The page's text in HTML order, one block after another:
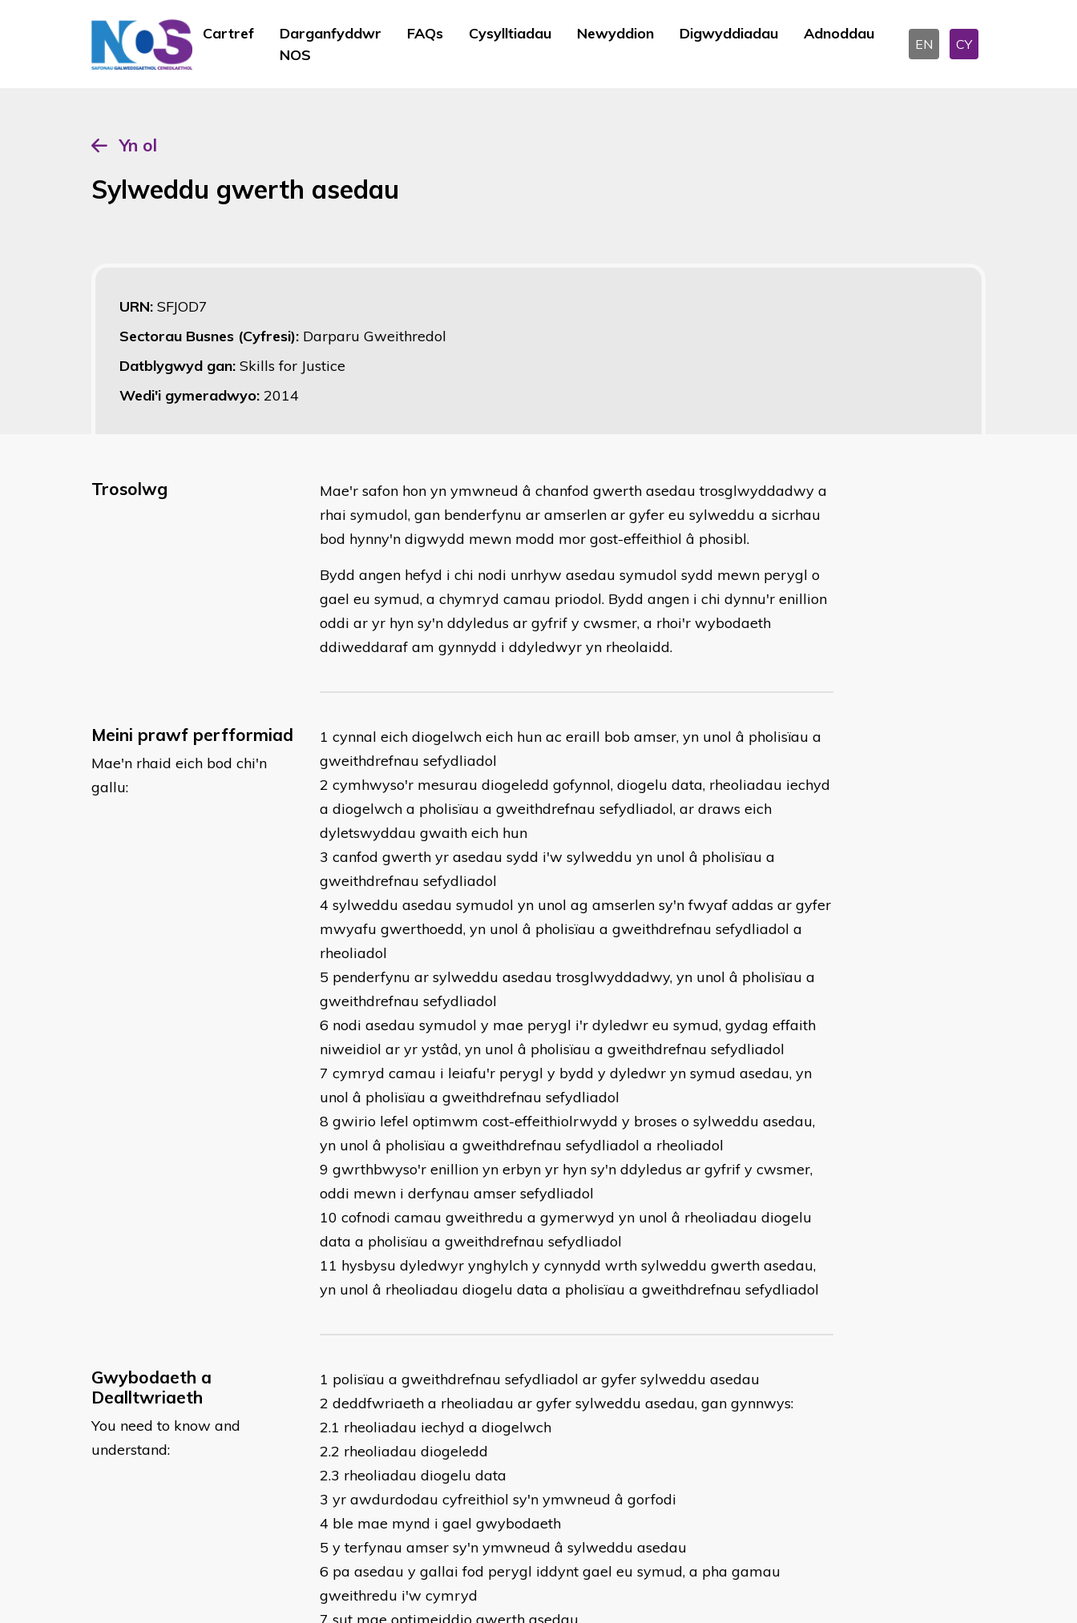
Cartref
Darganfyddwr
NOS
FAQs Cysylltiadau Newyddion Digwyddiadau Adnoddau
EN CY
Yn ol
Sylweddu gwerth asedau
URN: SFJOD7
Sectorau Busnes (Cyfresi): Darparu Gweithredol
Datblygwyd gan: Skills for Justice
Wedi'i gymeradwyo: 2014
Trosolwg
​​Mae'r safon hon yn ymwneud â chanfod gwerth asedau trosglwyddadwy a
rhai symudol, gan benderfynu ar amserlen ar gyfer eu sylweddu a sicrhau
bod hynny'n digwydd mewn modd mor gost-effeithiol â phosibl.
Bydd angen hefyd i chi nodi unrhyw asedau symudol sydd mewn perygl o
gael eu symud, a chymryd camau priodol. Bydd angen i chi dynnu'r enillion
oddi ar yr hyn sy'n ddyledus ar gyfrif y cwsmer, a rhoi'r wybodaeth
ddiweddaraf am gynnydd i ddyledwyr yn rheolaidd.
Meini prawf perfformiad
Mae'n rhaid eich bod chi'n
gallu:
​​1 cynnal eich diogelwch eich hun ac eraill bob amser, yn unol â pholisïau a
gweithdrefnau sefydliadol
2 cymhwyso'r mesurau diogeledd gofynnol, diogelu data, rheoliadau iechyd
a diogelwch a pholisïau a gweithdrefnau sefydliadol, ar draws eich
dyletswyddau gwaith eich hun
3 canfod gwerth yr asedau sydd i'w sylweddu yn unol â pholisïau a
gweithdrefnau sefydliadol
4 sylweddu asedau symudol yn unol ag amserlen sy'n fwyaf addas ar gyfer
mwyafu gwerthoedd, yn unol â pholisïau a gweithdrefnau sefydliadol a
rheoliadol
5 penderfynu ar sylweddu asedau trosglwyddadwy, yn unol â pholisïau a
gweithdrefnau sefydliadol
6 nodi asedau symudol y mae perygl i'r dyledwr eu symud, gydag effaith
niweidiol ar yr ystâd, yn unol â pholisïau a gweithdrefnau sefydliadol
7 cymryd camau i leiafu'r perygl y bydd y dyledwr yn symud asedau, yn
unol â pholisïau a gweithdrefnau sefydliadol
8 gwirio lefel optimwm cost-effeithiolrwydd y broses o sylweddu asedau,
yn unol â pholisïau a gweithdrefnau sefydliadol a rheoliadol
9 gwrthbwyso'r enillion yn erbyn yr hyn sy'n ddyledus ar gyfrif y cwsmer,
oddi mewn i derfynau amser sefydliadol
10 cofnodi camau gweithredu a gymerwyd yn unol â rheoliadau diogelu
data a pholisïau a gweithdrefnau sefydliadol
11 hysbysu dyledwyr ynghylch y cynnydd wrth sylweddu gwerth asedau,
yn unol â rheoliadau diogelu data a pholisïau a gweithdrefnau sefydliadol
Gwybodaeth a
Dealltwriaeth
You need to know and
understand:
​1 polisïau a gweithdrefnau sefydliadol ar gyfer sylweddu asedau
2 deddfwriaeth a rheoliadau ar gyfer sylweddu asedau, gan gynnwys:
2.1 rheoliadau iechyd a diogelwch
2.2 rheoliadau diogeledd
2.3 rheoliadau diogelu data
3 yr awdurdodau cyfreithiol sy'n ymwneud â gorfodi
4 ble mae mynd i gael gwybodaeth
5 y terfynau amser sy'n ymwneud â sylweddu asedau
6 pa asedau y gallai fod perygl iddynt gael eu symud, a pha gamau
gweithredu i'w cymryd